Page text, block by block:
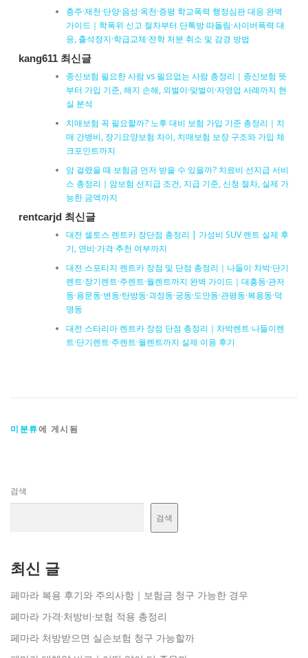
충주·제천·단양·음성·옥천·증평 학교폭력 행정심판 대응 완벽
가이드｜학폭위 신고 절차부터 단톡방 따돌림·사이버폭력 대
응, 출석정지·학급교체·전학 처분 취소 및 감경 방법
kang611 최신글
종신보험 필요한 사람 vs 필요없는 사람 총정리｜종신보험 뜻
부터 가입 기준, 해지 손해, 외벌이·맞벌이·자영업 사례까지 현
실 분석
치매보험 꼭 필요할까? 노후 대비 보험 가입 기준 총정리｜치
매 간병비, 장기요양보험 차이, 치매보험 보장 구조와 가입 체
크포인트까지
암 걸렸을 때 보험금 먼저 받을 수 있을까? 치료비 선지급 서비
스 총정리｜암보험 선지급 조건, 지급 기준, 신청 절차, 실제 가
능한 금액까지
rentcarjd 최신글
대전 셀토스 렌트카 장단점 총정리 | 가성비 SUV 렌트 실제 후
기, 연비·가격·추천 여부까지
대전 스포티지 렌트카 장점 및 단점 총정리｜나들이·차박·단기
렌트·장기렌트·주렌트·월렌트까지 완벽 가이드｜대흥동·관저
동·용문동·변동·탄방동·괴정동·궁동·도안동·관평동·복용동·덕
명동
대전 스타리아 렌트카 장점 단점 총정리｜차박렌트·나들이렌
트·단기렌트·주렌트·월렌트까지 실제 이용 후기
미분류에 게시됨
검색
검색
최신 글
페마라 복용 후기와 주의사항｜보험금 청구 가능한 경우
페마라 가격·처방비·보험 적용 총정리
페마라 처방받으면 실손보험 청구 가능할까